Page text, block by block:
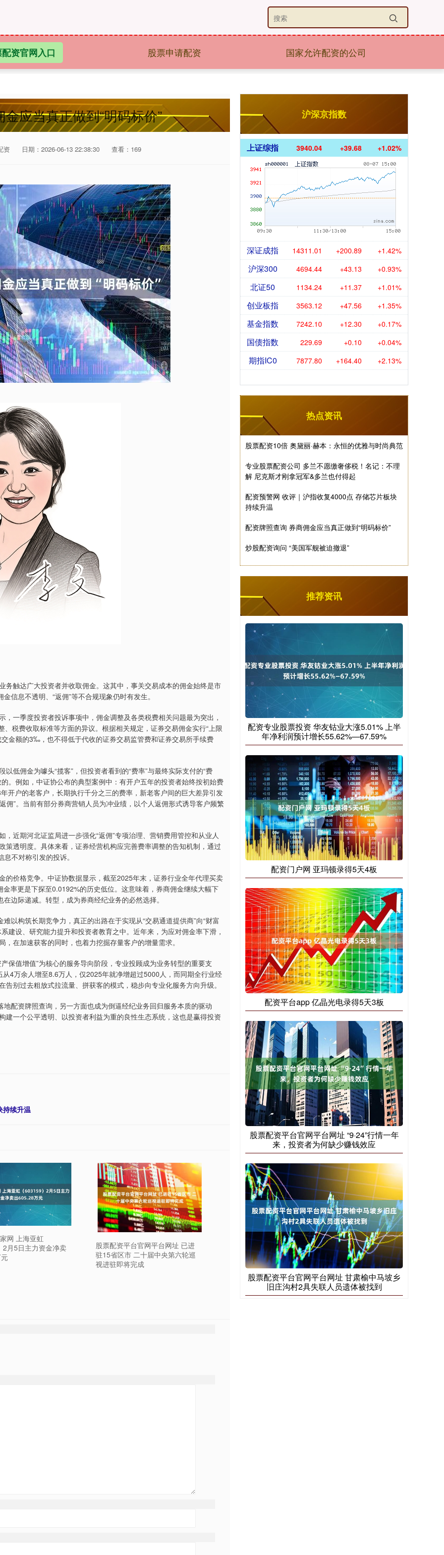
资官网入口 股票申请配资 国家允许配资的公司
应当真正做到“明码标价”
资 日期：2026-06-13 22:38:30 查看：169
触达广大投资者并收取佣金。这其中，事关交易成本的佣金始终是市
信息不透明、“返佣”等不合规现象仍时有发生。
一季度投资者投诉事项中，佣金调整及各类税费相关问题最为突出，
税费收取标准等方面的异议。根据相关规定，证券交易佣金实行“上限
金额的3‰，也不得低于代收的证券交易监管费和证券交易所手续费
低佣金为噱头“揽客”，但投资者看到的“费率”与最终实际支付的“费
。例如，中证协公布的典型案例中：有开户五年的投资者始终按初始费
开户的老客户，长期执行千分之三的费率，新老客户间的巨大差异引发
”。当前有部分券商营销人员为冲业绩，以个人返佣形式诱导客户频繁
近期河北证监局进一步强化“返佣”专项治理、营销费用管控和从业人
透明度。具体来看，证券经营机构应完善费率调整的告知机制，通过
不对称引发的投诉。
价格竞争。中证协数据显示，截至2025年末，证券行业全年代理买卖
率更是下探至0.0192%的历史低位。这意味着，券商佣金继续大幅下
边际递减。转型，成为券商经纪业务的必然选择。
以构筑长期竞争力，真正的出路在于实现从“交易通道提供商”向“财富
建设、研究能力提升和投资者教育之中。近年来，为应对佣金率下滑，
在加速获客的同时，也着力挖掘存量客户的增量需求。
保值增值”为核心的服务导向阶段，专业投顾成为业务转型的重要支
4万余人增至8.6万人，仅2025年就净增超过5000人，而同期全行业经
别过去粗放式拉流量、拼获客的模式，稳步向专业化服务方向升级。
配资牌照查询，另一方面也成为倒逼经纪业务回归服务本质的驱动
一个公平透明、以投资者利益为重的良性生态系统，这也是赢得投资
持续升温
网 上海亚虹
2月5日主力资金净卖
股票配资平台官网平台网址 已进
驻15省区市 二十届中央第六轮巡
视进驻即将完成
沪深京指数
上证综指 3940.04 +39.68 +1.02%
深证成指 14311.01 +200.89 +1.42%
沪深300 4694.44 +43.13 +0.93%
北证50 1134.24 +11.37 +1.01%
创业板指 3563.12 +47.56 +1.35%
基金指数 7242.10 +12.30 +0.17%
国债指数 229.69 +0.10 +0.04%
期指IC0 7877.80 +164.40 +2.13%
热点资讯
股票配资10倍 奥黛丽·赫本：永恒的优雅与时尚典范
专业股票配资公司 多兰不愿缴奢侈税！名记：不理
解 尼克斯才刚拿冠军&多兰也付得起
配资预警网 收评｜沪指收复4000点 存储芯片板块
持续升温
配资牌照查询 券商佣金应当真正做到“明码标价”
炒股配资询问 “美国军舰被迫撤退”
推荐资讯
配资专业股票投资 华友钴业大涨5.01% 上半
年净利润预计增长55.62%—67.59%
配资门户网 亚玛顿录得5天4板
配资平台app 亿晶光电录得5天3板
股票配资平台官网平台网址 “9·24”行情一年
来，投资者为何缺少赚钱效应
股票配资平台官网平台网址 甘肃榆中马坡乡
旧庄沟村2具失联人员遗体被找到